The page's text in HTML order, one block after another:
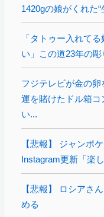
1420gの娘がくれた“
「タトゥー入れて
い」この道23年の
フジテレビが金の
運を賭けたドル箱コ
い...
【悲報】 ジャンポ
Instagram更新「楽し
【悲報】 ロシアさ
める